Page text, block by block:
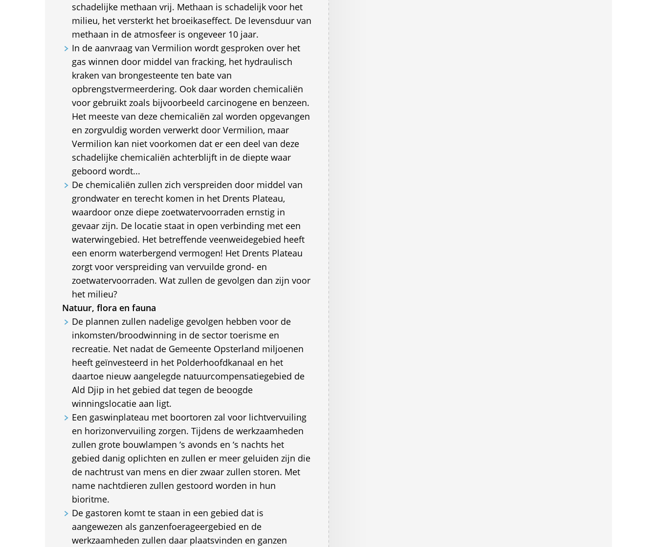
schadelijke methaan vrij. Methaan is schadelijk voor het
milieu, het versterkt het broeikaseffect. De levensduur van
methaan in de atmosfeer is ongeveer 10 jaar.
In de aanvraag van Vermilion wordt gesproken over het
gas winnen door middel van fracking, het hydraulisch
kraken van brongesteente ten bate van
opbrengstvermeerdering. Ook daar worden chemicaliën
voor gebruikt zoals bijvoorbeeld carcinogene en benzeen.
Het meeste van deze chemicaliën zal worden opgevangen
en zorgvuldig worden verwerkt door Vermilion, maar
Vermilion kan niet voorkomen dat er een deel van deze
schadelijke chemicaliën achterblijft in de diepte waar
geboord wordt...
De chemicaliën zullen zich verspreiden door middel van
grondwater en terecht komen in het Drents Plateau,
waardoor onze diepe zoetwatervoorraden ernstig in
gevaar zijn. De locatie staat in open verbinding met een
waterwingebied. Het betreffende veenweidegebied heeft
een enorm waterbergend vermogen! Het Drents Plateau
zorgt voor verspreiding van vervuilde grond- en
zoetwatervoorraden. Wat zullen de gevolgen dan zijn voor
het milieu?
Natuur, flora en fauna
De plannen zullen nadelige gevolgen hebben voor de
inkomsten/broodwinning in de sector toerisme en
recreatie. Net nadat de Gemeente Opsterland miljoenen
heeft geïnvesteerd in het Polderhoofdkanaal en het
daartoe nieuw aangelegde natuurcompensatiegebied de
Ald Djip in het gebied dat tegen de beoogde
winningslocatie aan ligt.
Een gaswinplateau met boortoren zal voor lichtvervuiling
en horizonvervuiling zorgen. Tijdens de werkzaamheden
zullen grote bouwlampen ‘s avonds en ‘s nachts het
gebied danig oplichten en zullen er meer geluiden zijn die
de nachtrust van mens en dier zwaar zullen storen. Met
name nachtdieren zullen gestoord worden in hun
bioritme.
De gastoren komt te staan in een gebied dat is
aangewezen als ganzenfoerageergebied en de
werkzaamheden zullen daar plaatsvinden en ganzen